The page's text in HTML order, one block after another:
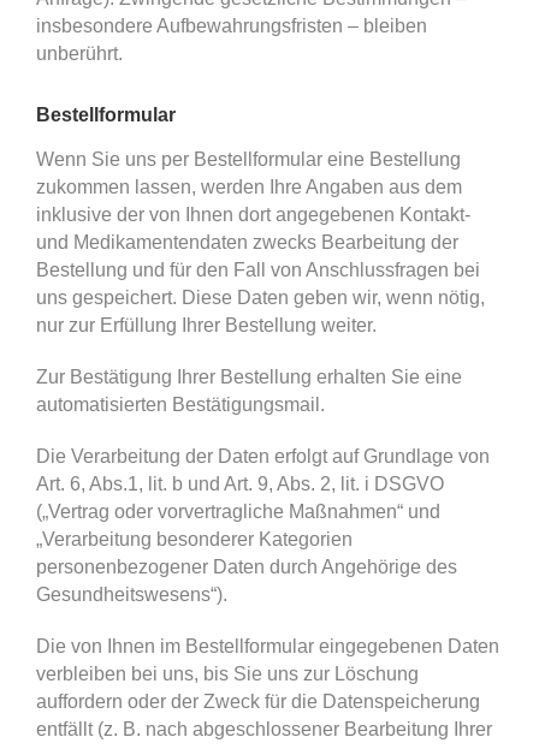
insbesondere Aufbewahrungsfristen – bleiben
unberührt.
Bestellformular
Wenn Sie uns per Bestellformular eine Bestellung
zukommen lassen, werden Ihre Angaben aus dem
inklusive der von Ihnen dort angegebenen Kontakt-
und Medikamentendaten zwecks Bearbeitung der
Bestellung und für den Fall von Anschlussfragen bei
uns gespeichert. Diese Daten geben wir, wenn nötig,
nur zur Erfüllung Ihrer Bestellung weiter.
Zur Bestätigung Ihrer Bestellung erhalten Sie eine
automatisierten Bestätigungsmail.
Die Verarbeitung der Daten erfolgt auf Grundlage von
Art. 6, Abs.1, lit. b und Art. 9, Abs. 2, lit. i DSGVO
(„Vertrag oder vorvertragliche Maßnahmen“ und
„Verarbeitung besonderer Kategorien
personenbezogener Daten durch Angehörige des
Gesundheitswesens“).
Die von Ihnen im Bestellformular eingegebenen Daten
verbleiben bei uns, bis Sie uns zur Löschung
auffordern oder der Zweck für die Datenspeicherung
entfällt (z. B. nach abgeschlossener Bearbeitung Ihrer